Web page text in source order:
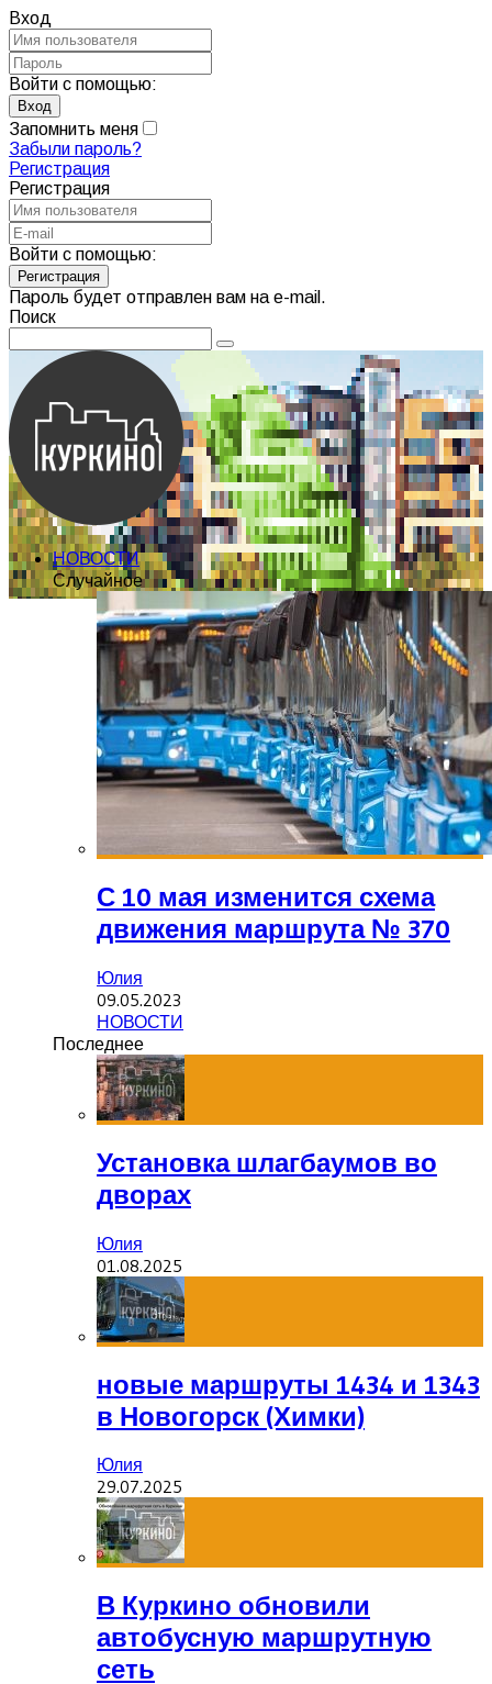
Вход
Войти с помощью:
Запомнить меня
Забыли пароль?
Регистрация
Регистрация
Войти с помощью:
Пароль будет отправлен вам на e-mail.
Поиск
НОВОСТИ
Случайное
С 10 мая изменится схема
движения маршрута № 370
Юлия
09.05.2023
НОВОСТИ
Последнее
Установка шлагбаумов во
дворах
Юлия
01.08.2025
новые маршруты 1434 и 1343
в Новогорск (Химки)
Юлия
29.07.2025
В Куркино обновили
автобусную маршрутную
сеть